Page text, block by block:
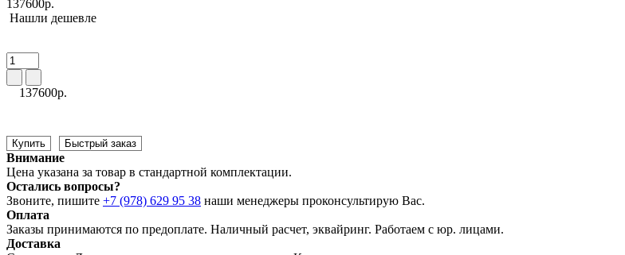
137600р.
Нашли дешевле
137600р.
Купить Быстрый заказ
Внимание
Цена указана за товар в стандартной комплектации.
Остались вопросы?
Звоните, пишите +7 (978) 629 95 38 наши менеджеры проконсультирую Вас.
Оплата
Заказы принимаются по предоплате. Наличный расчет, эквайринг. Работаем с юр. лицами.
Доставка